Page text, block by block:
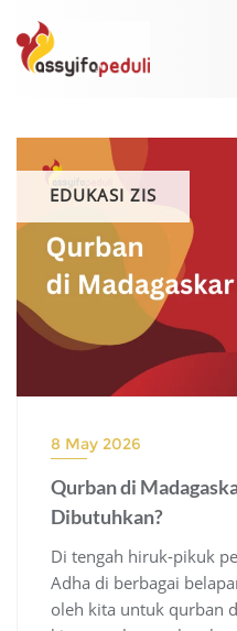
content
EDUKASI ZIS
8 May 2026
Qurban di
Dibutuhkan?
Di tengah hiruk-pikuk
Adha di berbagai
oleh kita untuk qurban